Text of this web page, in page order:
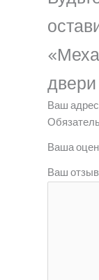
Ваш
Ваша
Ваш отзыв